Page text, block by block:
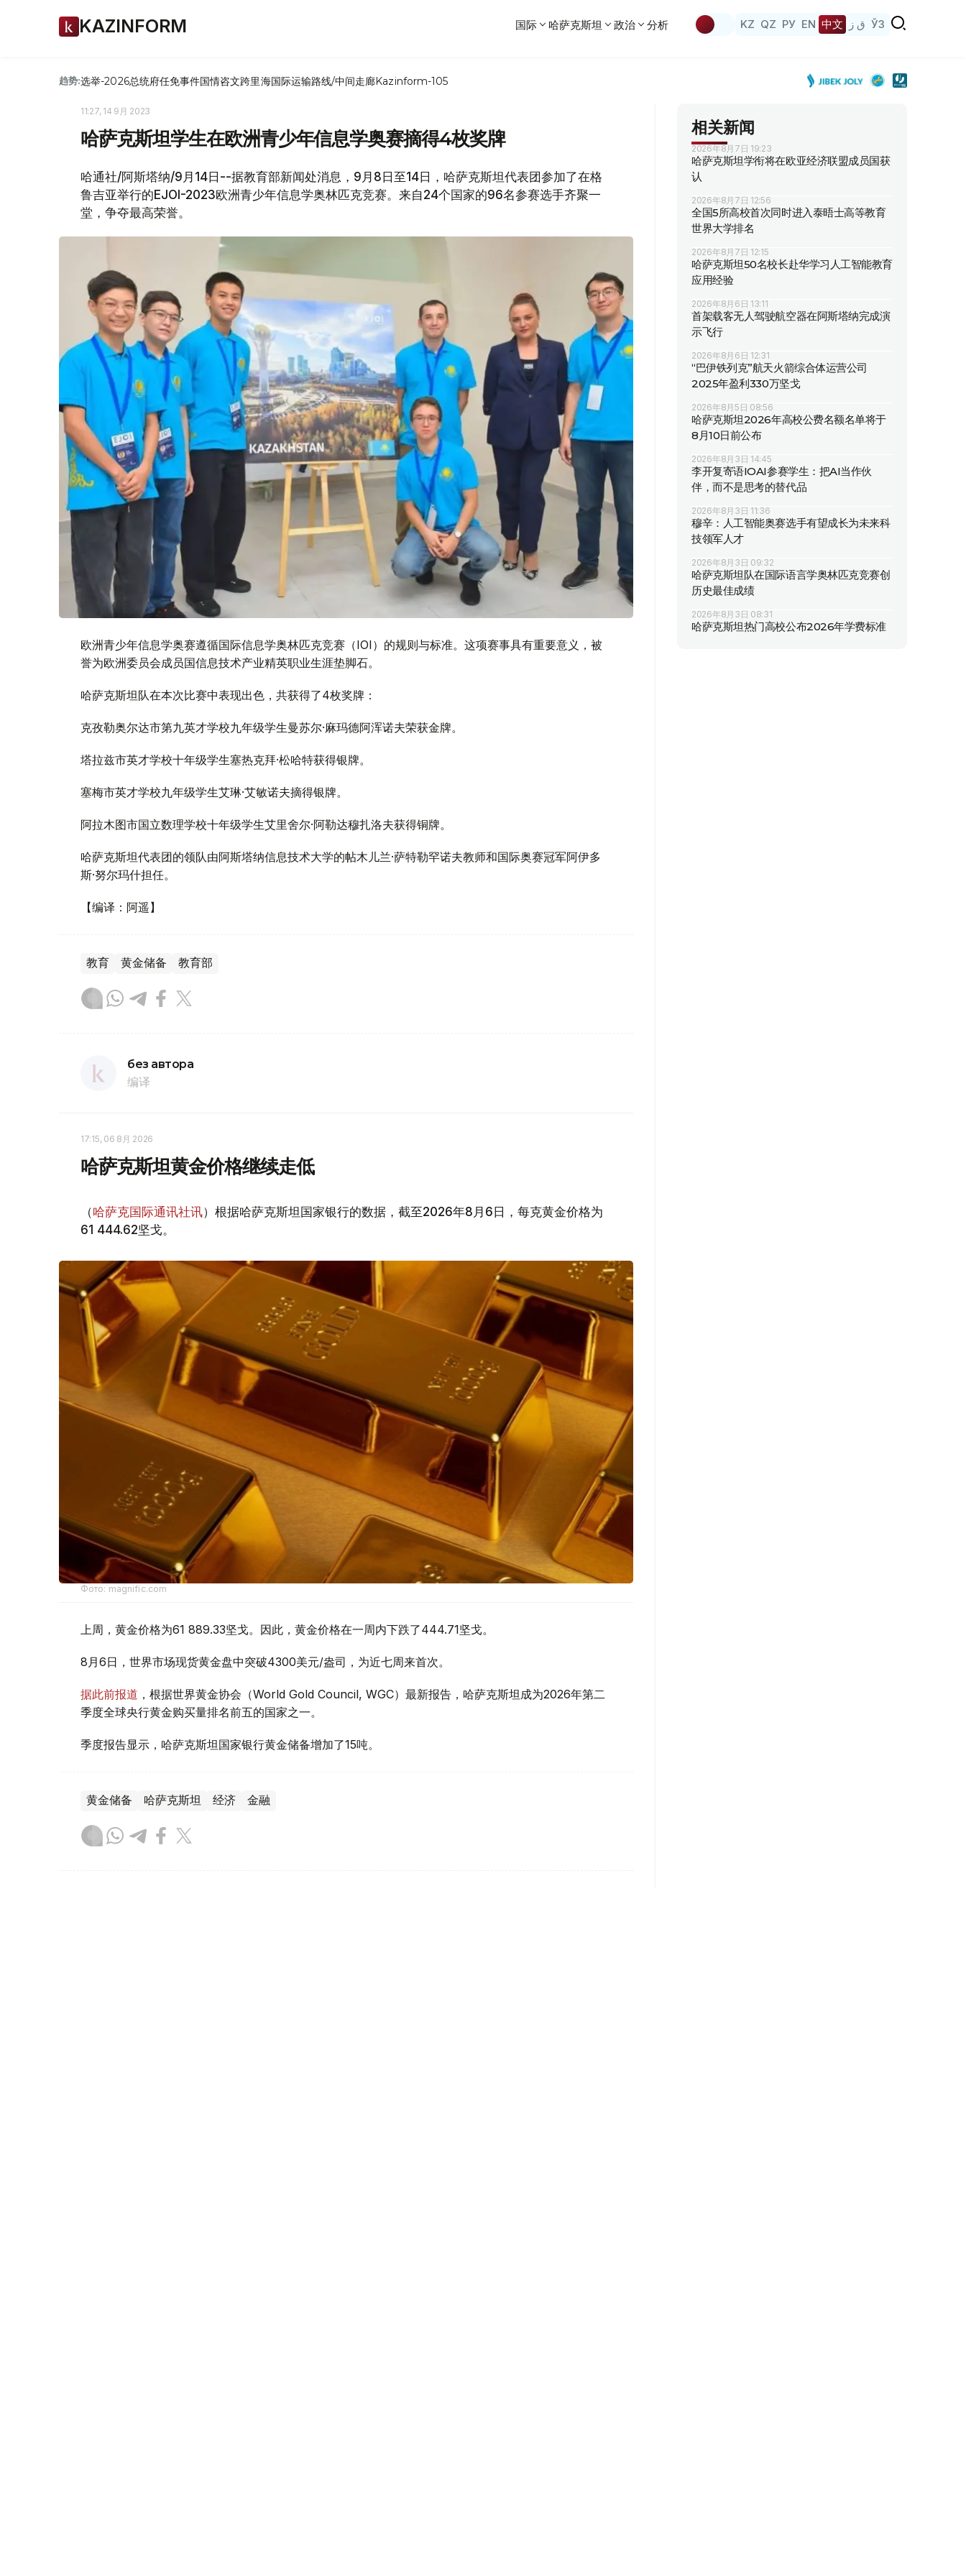
KAZINFORM 国际 哈萨克斯坦 政治 分析 KZ QZ РУ EN 中文 ق ز ЎЗ
趋势:选举-2026总统府任免事件国情咨文跨里海国际运输路线/中间走廊Kazinform-105
11:27, 14 9月 2023
哈萨克斯坦学生在欧洲青少年信息学奥赛摘得4枚奖牌
哈通社/阿斯塔纳/9月14日--据教育部新闻处消息，9月8日至14日，哈萨克斯坦代表团参加了在格
鲁吉亚举行的EJOI-2023欧洲青少年信息学奥林匹克竞赛。来自24个国家的96名参赛选手齐聚一
堂，争夺最高荣誉。
欧洲青少年信息学奥赛遵循国际信息学奥林匹克竞赛（IOI）的规则与标准。这项赛事具有重要意义，被
誉为欧洲委员会成员国信息技术产业精英职业生涯垫脚石。
哈萨克斯坦队在本次比赛中表现出色，共获得了4枚奖牌：
克孜勒奥尔达市第九英才学校九年级学生曼苏尔·麻玛德阿浑诺夫荣获金牌。
塔拉兹市英才学校十年级学生塞热克拜·松哈特获得银牌。
塞梅市英才学校九年级学生艾琳·艾敏诺夫摘得银牌。
阿拉木图市国立数理学校十年级学生艾里舍尔·阿勒达穆扎洛夫获得铜牌。
哈萨克斯坦代表团的领队由阿斯塔纳信息技术大学的帖木儿兰·萨特勒罕诺夫教师和国际奥赛冠军阿伊多
斯·努尔玛什担任。
【编译：阿遥】
教育 黄金储备 教育部
без автора
编译
17:15, 06 8月 2026
哈萨克斯坦黄金价格继续走低
（哈萨克国际通讯社讯）根据哈萨克斯坦国家银行的数据，截至2026年8月6日，每克黄金价格为
61 444.62坚戈。
Фото: magnific.com
上周，黄金价格为61 889.33坚戈。因此，黄金价格在一周内下跌了444.71坚戈。
8月6日，世界市场现货黄金盘中突破4300美元/盎司，为近七周来首次。
据此前报道 ，根据世界黄金协会（World Gold Council, WGC）最新报告，哈萨克斯坦成为2026年第二
季度全球央行黄金购买量排名前五的国家之一。
季度报告显示，哈萨克斯坦国家银行黄金储备增加了15吨。
黄金储备 哈萨克斯坦 经济 金融
相关新闻
2026年8月7日 19:23
哈萨克斯坦学衔将在欧亚经济联盟成员国获
认
2026年8月7日 12:56
全国5所高校首次同时进入泰晤士高等教育
世界大学排名
2026年8月7日 12:15
哈萨克斯坦50名校长赴华学习人工智能教育
应用经验
2026年8月6日 13:11
首架载客无人驾驶航空器在阿斯塔纳完成演
示飞行
2026年8月6日 12:31
“巴伊铁列克”航天火箭综合体运营公司
2025年盈利330万坚戈
2026年8月5日 08:56
哈萨克斯坦2026年高校公费名额名单将于
8月10日前公布
2026年8月3日 14:45
李开复寄语IOAI参赛学生：把AI当作伙
伴，而不是思考的替代品
2026年8月3日 11:36
穆辛：人工智能奥赛选手有望成长为未来科
技领军人才
2026年8月3日 09:32
哈萨克斯坦队在国际语言学奥林匹克竞赛创
历史最佳成绩
2026年8月3日 08:31
哈萨克斯坦热门高校公布2026年学费标准